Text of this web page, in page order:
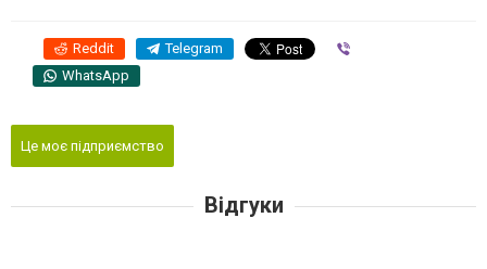
Reddit Telegram
WhatsApp
Це моє підприємство
Відгуки